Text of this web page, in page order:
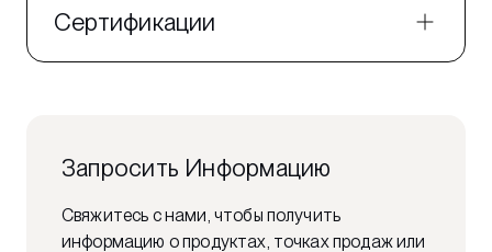
Сертификации
Запросить Информацию
Свяжитесь с нами, чтобы получить
информацию о продуктах, точках продаж или